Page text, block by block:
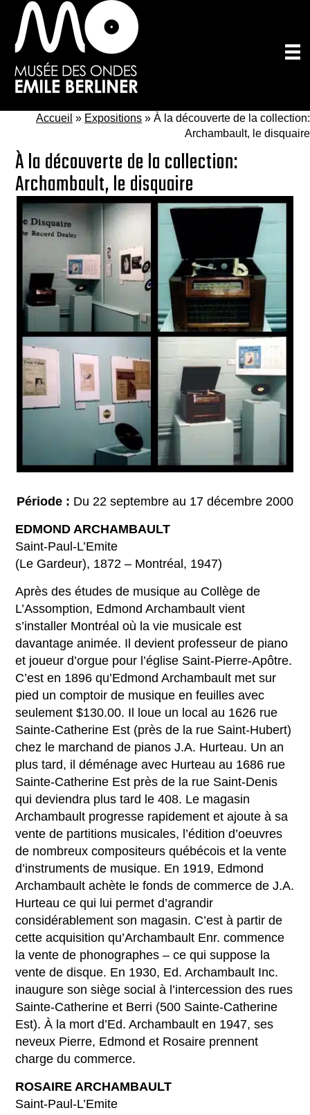
Passer
au
contenu
principal
Accueil » Expositions » À la découverte de la collection:
Archambault, le disquaire
À la découverte de la collection:
Archambault, le disquaire
Période : Du 22 septembre au 17 décembre 2000
EDMOND ARCHAMBAULT
Saint-Paul-L’Emite
(Le Gardeur), 1872 – Montréal, 1947)
Après des études de musique au Collège de
L’Assomption, Edmond Archambault vient
s’installer Montréal où la vie musicale est
davantage animée. Il devient professeur de piano
et joueur d’orgue pour l’église Saint-Pierre-Apôtre.
C’est en 1896 qu’Edmond Archambault met sur
pied un comptoir de musique en feuilles avec
seulement $130.00. Il loue un local au 1626 rue
Sainte-Catherine Est (près de la rue Saint-Hubert)
chez le marchand de pianos J.A. Hurteau. Un an
plus tard, il déménage avec Hurteau au 1686 rue
Sainte-Catherine Est près de la rue Saint-Denis
qui deviendra plus tard le 408. Le magasin
Archambault progresse rapidement et ajoute à sa
vente de partitions musicales, l’édition d’oeuvres
de nombreux compositeurs québécois et la vente
d’instruments de musique. En 1919, Edmond
Archambault achète le fonds de commerce de J.A.
Hurteau ce qui lui permet d’agrandir
considérablement son magasin. C’est à partir de
cette acquisition qu’Archambault Enr. commence
la vente de phonographes – ce qui suppose la
vente de disque. En 1930, Ed. Archambault Inc.
inaugure son siège social à l’intercession des rues
Sainte-Catherine et Berri (500 Sainte-Catherine
Est). À la mort d’Ed. Archambault en 1947, ses
neveux Pierre, Edmond et Rosaire prennent
charge du commerce.
ROSAIRE ARCHAMBAULT
Saint-Paul-L’Emite